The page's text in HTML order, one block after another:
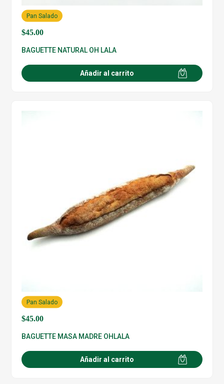
$45.00
Pan Salado
BAGUETTE NATURAL OH LALA
Añadir al carrito
$45.00
Pan Salado
BAGUETTE MASA MADRE OHLALA
Añadir al carrito